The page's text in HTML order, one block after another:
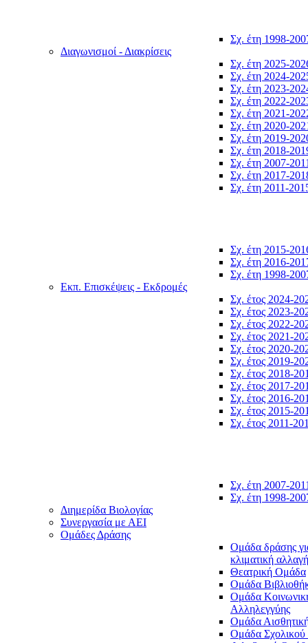
Σχ. έτη 1998-
Διαγωνισμοί - Διακρίσεις
Σχ. έτη 2025-
Σχ. έτη 2024-
Σχ. έτη 2023-
Σχ. έτη 2022-
Σχ. έτη 2021-
Σχ. έτη 2020-
Σχ. έτη 2019-
Σχ. έτη 2018-
Σχ. έτη 2007-
Σχ. έτη 2017-
Σχ. έτη 2011-
Σχ. έτη 2015-
Σχ. έτη 2016-
Σχ. έτη 1998-
Εκπ. Επισκέψεις - Εκδρομές
Σχ. έτος 2024-
Σχ. έτος 2023-
Σχ. έτος 2022-
Σχ. έτος 2021-
Σχ. έτος 2020-
Σχ. έτος 2019-
Σχ. έτος 2018-
Σχ. έτος 2017-
Σχ. έτος 2016-
Σχ. έτος 2015-
Σχ. έτος 2011-
Σχ. έτη 2007-
Σχ. έτη 1998-
Διημερίδα Βιολογίας
Συνεργασία με ΑΕΙ
Ομάδες Δράσης
Ομάδα δράσης
κλιματική αλλαγή
Θεατρική Ομάδα
Ομάδα
Ομάδα
Αλληλεγγύης
Ομάδα
Ομάδα